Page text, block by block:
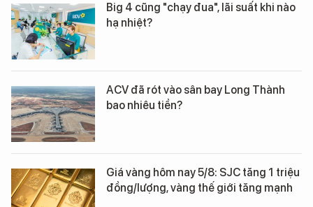
Big 4 cũng "chạy đua", lãi suất khi nào
hạ nhiệt?
ACV đã rót vào sân bay Long Thành
bao nhiêu tiền?
Giá vàng hôm nay 5/8: SJC tăng 1 triệu
đồng/lượng, vàng thế giới tăng mạnh